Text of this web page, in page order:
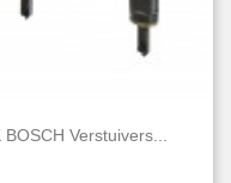
Verstuivers...